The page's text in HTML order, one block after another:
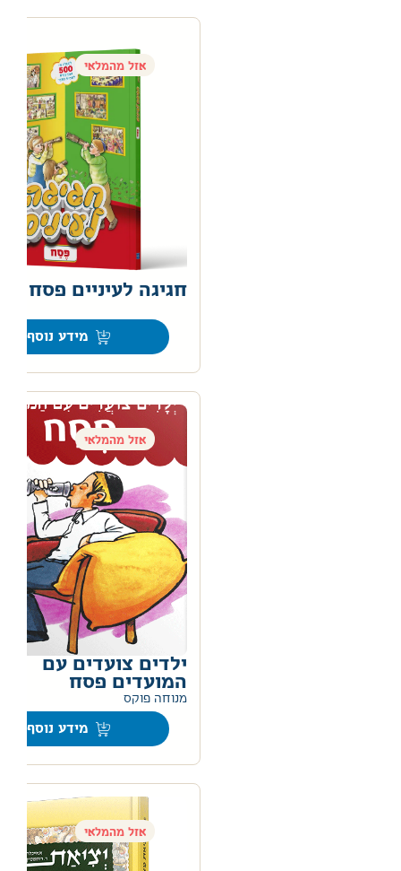
אזל מהמלאי
חגיגה לעיניים פסח
מידע נוסף
אזל מהמלאי
ילדים צועדים עם
המועדים פסח
מנוחה פוקס
מידע נוסף
אזל מהמלאי